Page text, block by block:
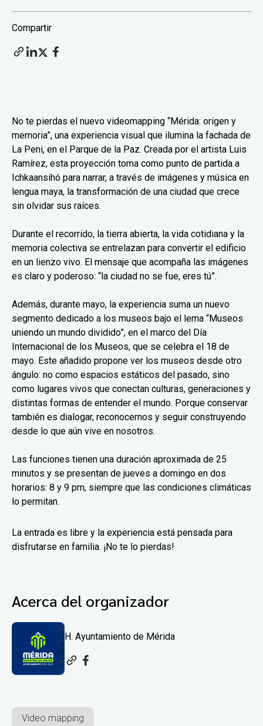
Compartir
No te pierdas el nuevo videomapping “Mérida: origen y
memoria”, una experiencia visual que ilumina la fachada de
La Peni, en el Parque de la Paz. Creada por el artista Luis
Ramírez, esta proyección toma como punto de partida a
Ichkaansihó para narrar, a través de imágenes y música en
lengua maya, la transformación de una ciudad que crece
sin olvidar sus raíces.
Durante el recorrido, la tierra abierta, la vida cotidiana y la
memoria colectiva se entrelazan para convertir el edificio
en un lienzo vivo. El mensaje que acompaña las imágenes
es claro y poderoso: “la ciudad no se fue, eres tú”.
Además, durante mayo, la experiencia suma un nuevo
segmento dedicado a los museos bajo el lema “Museos
uniendo un mundo dividido”, en el marco del Día
Internacional de los Museos, que se celebra el 18 de
mayo. Este añadido propone ver los museos desde otro
ángulo: no como espacios estáticos del pasado, sino
como lugares vivos que conectan culturas, generaciones y
distintas formas de entender el mundo. Porque conservar
también es dialogar, reconocernos y seguir construyendo
desde lo que aún vive en nosotros.
Las funciones tienen una duración aproximada de 25
minutos y se presentan de jueves a domingo en dos
horarios: 8 y 9 pm, siempre que las condiciones climáticas
lo permitan.
La entrada es libre y la experiencia está pensada para
disfrutarse en familia. ¡No te lo pierdas!
Acerca del organizador
H. Ayuntamiento de Mérida
Video mapping